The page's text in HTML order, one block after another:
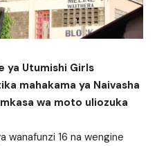
ya Utumishi Girls
mahakama ya Naivasha
wa moto uliozuka
wanafunzi 16 na wengine